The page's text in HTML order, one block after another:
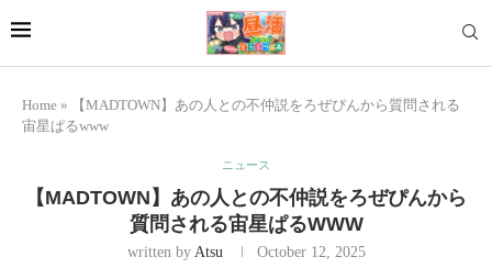
Home »
【MADTOWN】あの人との不仲説をろぜぴんから質問される
宙星ぱるwww
ニュース
【MADTOWN】あの人との不仲説をろぜぴんから
質問される宙星ぱるWWW
written by Atsu October 12, 2025